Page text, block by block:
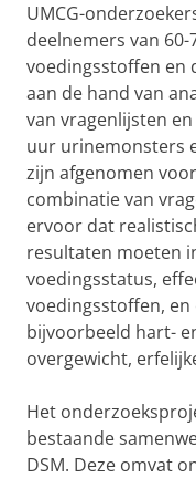
UMCG-
deelnemers van
voedingsstoffen en
aan de hand van
van vragenlijsten
uur urinemonsters
zijn afgenomen
combinatie van
ervoor dat
resultaten moeten
voedingsstatus,
voedingsstoffen,
bijvoorbeeld hart-
overgewicht,
Het
bestaande
DSM. Deze omvat